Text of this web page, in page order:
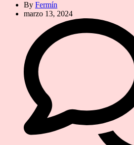
By Fermín
marzo 13, 2024